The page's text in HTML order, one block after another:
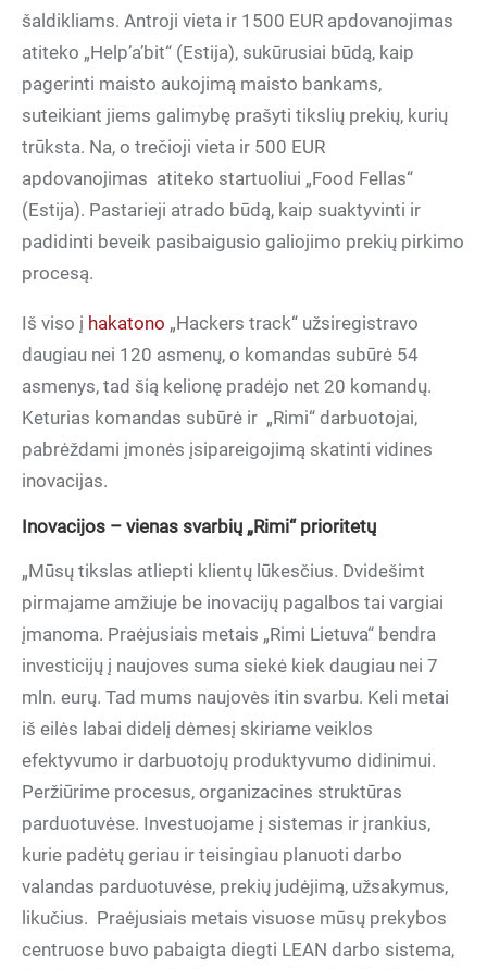
šaldikliams. Antroji vieta ir 1500 EUR apdovanojimas
atiteko „Help’a’bit“ (Estija), sukūrusiai būdą, kaip
pagerinti maisto aukojimą maisto bankams,
suteikiant jiems galimybę prašyti tikslių prekių, kurių
trūksta. Na, o trečioji vieta ir 500 EUR
apdovanojimas atiteko startuoliui „Food Fellas“
(Estija). Pastarieji atrado būdą, kaip suaktyvinti ir
padidinti beveik pasibaigusio galiojimo prekių pirkimo
procesą.
Iš viso į hakatono „Hackers track“ užsiregistravo
daugiau nei 120 asmenų, o komandas subūrė 54
asmenys, tad šią kelionę pradėjo net 20 komandų.
Keturias komandas subūrė ir „Rimi“ darbuotojai,
pabrėždami įmonės įsipareigojimą skatinti vidines
inovacijas.
Inovacijos – vienas svarbių „Rimi“ prioritetų
„Mūsų tikslas atliepti klientų lūkesčius. Dvidešimt
pirmajame amžiuje be inovacijų pagalbos tai vargiai
įmanoma. Praėjusiais metais „Rimi Lietuva“ bendra
investicijų į naujoves suma siekė kiek daugiau nei 7
mln. eurų. Tad mums naujovės itin svarbu. Keli metai
iš eilės labai didelį dėmesį skiriame veiklos
efektyvumo ir darbuotojų produktyvumo didinimui.
Peržiūrime procesus, organizacines struktūras
parduotuvėse. Investuojame į sistemas ir įrankius,
kurie padėtų geriau ir teisingiau planuoti darbo
valandas parduotuvėse, prekių judėjimą, užsakymus,
likučius. Praėjusiais metais visuose mūsų prekybos
centruose buvo pabaigta diegti LEAN darbo sistema,